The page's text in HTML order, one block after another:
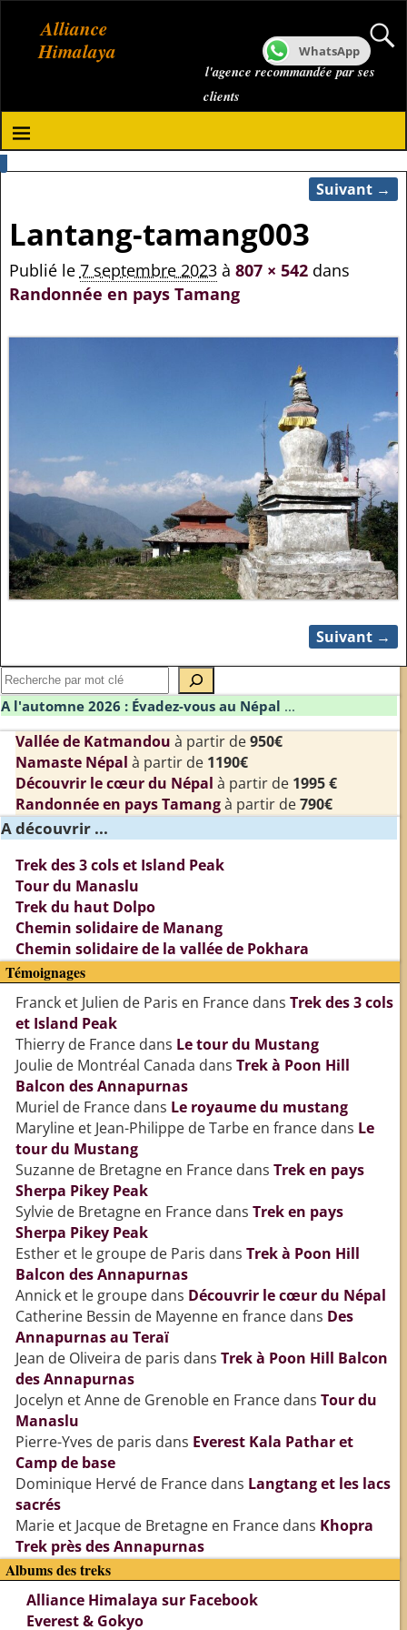
Alliance
Himalaya
l'agence recommandée par ses
clients
Suivant →
Lantang-tamang003
Publié le 7 septembre 2023à 807 × 542dans
Randonnée en pays Tamang
Suivant →
A l'automne 2026 : Évadez-vous au Népal ...
Vallée de Katmandou à partir de950€
Namaste Népal à partir de 1190€
Découvrir le cœur du Népal à partir de 1995 €
Randonnée en pays Tamangà partir de790€
A découvrir ...
Trek des 3 cols et Island Peak
Tour du Manaslu
Trek du haut Dolpo
Chemin solidaire de Manang
Chemin solidaire de la vallée de Pokhara
Témoignages
Franck et Julien de Paris en Francedans Trek des 3 cols
et Island Peak
Thierry de Francedans Le tour du Mustang
Joulie de Montréal Canada dans Trek à Poon Hill
Balcon des Annapurnas
Muriel de Francedans Le royaume du mustang
Maryline et Jean-Philippe de Tarbe en francedans Le
tour du Mustang
Suzanne de Bretagne en Francedans Trek en pays
Sherpa Pikey Peak
Sylvie de Bretagne en Francedans Trek en pays
Sherpa Pikey Peak
Esther et le groupe de Paris dans Trek à Poon Hill
Balcon des Annapurnas
Annick et le groupedans Découvrir le cœur du Népal
Catherine Bessin de Mayenne en francedans Des
Annapurnas au Teraï
Jean de Oliveira de paris dans Trek à Poon Hill Balcon
des Annapurnas
Jocelyn et Anne de Grenoble en Francedans Tour du
Manaslu
Pierre-Yves de paris dans Everest Kala Pathar et
Camp de base
Dominique Hervé de Francedans Langtang et les lacs
sacrés
Marie et Jacque de Bretagne en Francedans Khopra
Trek près des Annapurnas
Albums des treks
Alliance Himalaya sur Facebook
Everest & Gokyo
WhatsApp